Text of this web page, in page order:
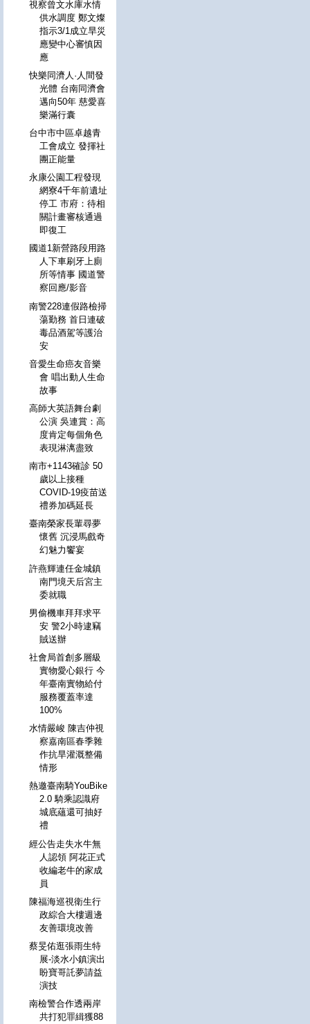
視察曾文水庫水情
供水調度 鄭文燦
指示3/1成立旱災
應變中心審慎因
應
快樂同濟人·人間發
光體 台南同濟會
邁向50年 慈愛喜
樂滿行囊
台中市中區卓越青
工會成立 發揮社
團正能量
永康公園工程發現
網寮4千年前遺址
停工 市府：待相
關計畫審核通過
即復工
國道1新營路段用路
人下車刷牙上廁
所等情事 國道警
察回應/影音
南警228連假路檢掃
蕩勤務 首日連破
毒品酒駕等護治
安
音愛生命癌友音樂
會 唱出動人生命
故事
高師大英語舞台劇
公演 吳連賞：高
度肯定每個角色
表現淋漓盡致
南市+1143確診 50
歲以上接種
COVID-19疫苗送
禮券加碼延長
臺南榮家長輩尋夢
懷舊 沉浸馬戲奇
幻魅力饗宴
許燕輝連任金城鎮
南門境天后宮主
委就職
男偷機車拜拜求平
安 警2小時逮竊
賊送辦
社會局首創多層級
實物愛心銀行 今
年臺南實物給付
服務覆蓋率達
100%
水情嚴峻 陳吉仲視
察嘉南區春季雜
作抗旱灌溉整備
情形
熱邀臺南騎YouBike
2.0 騎乘認識府
城底蘊還可抽好
禮
經公告走失水牛無
人認領 阿花正式
收編老牛的家成
員
陳福海巡視衛生行
政綜合大樓週邊
友善環境改善
蔡旻佑逛張雨生特
展-淡水小鎮演出
盼寶哥託夢請益
演技
南檢警合作透兩岸
共打犯罪緝獲88